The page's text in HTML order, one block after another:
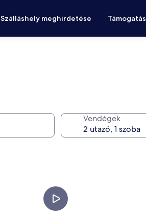
Szálláshely meghirdetése Támogatás
Vendégek